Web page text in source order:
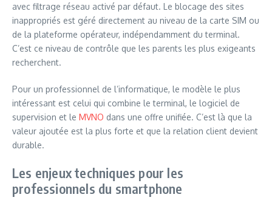
avec filtrage réseau activé par défaut. Le blocage des sites
inappropriés est géré directement au niveau de la carte SIM ou
de la plateforme opérateur, indépendamment du terminal.
C’est ce niveau de contrôle que les parents les plus exigeants
recherchent.
Pour un professionnel de l’informatique, le modèle le plus
intéressant est celui qui combine le terminal, le logiciel de
supervision et le MVNO dans une offre unifiée. C’est là que la
valeur ajoutée est la plus forte et que la relation client devient
durable.
Les enjeux techniques pour les
professionnels du smartphone